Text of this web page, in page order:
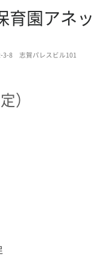
育園アネッ
3-8 志賀パレスビル101
）